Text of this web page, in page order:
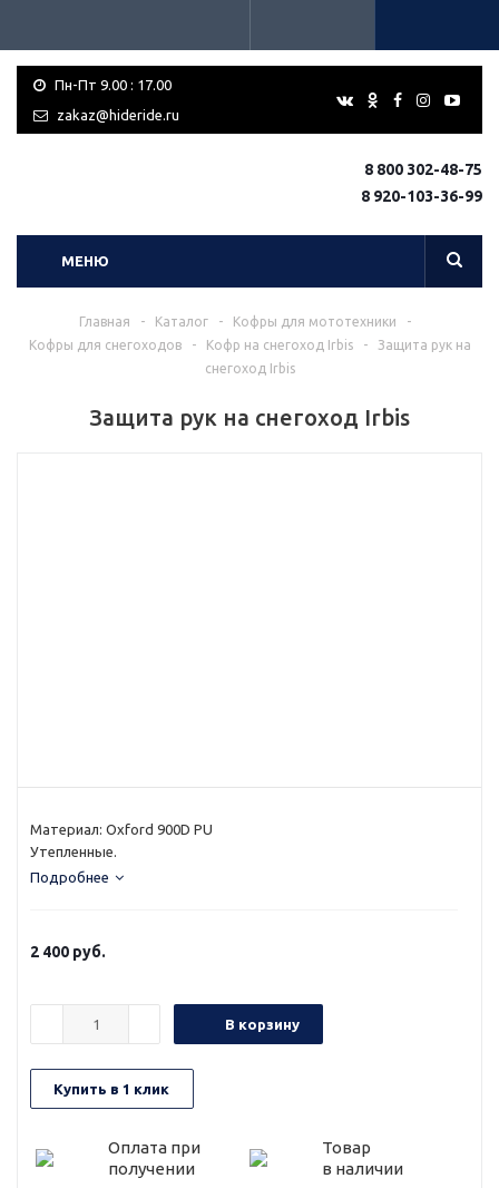
Пн-Пт 9.00 : 17.00
zakaz@hideride.ru
8 800 302-48-75
8 920-103-36-99
МЕНЮ
Главная - Каталог - Кофры для мототехники
-
Кофры для снегоходов
- Кофр на снегоход Irbis -
Защита рук на
снегоход Irbis
Защита рук на снегоход Irbis
Материал: Oxford 900D PU
Утепленные.
Подробнее
2 400 руб.
В корзину
Купить в 1 клик
Оплата при
получении
Товар
в наличии